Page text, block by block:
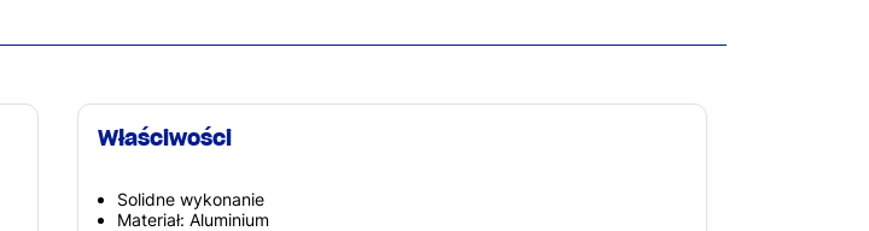
Właściwości
Solidne wykonanie
Materiał: Aluminium